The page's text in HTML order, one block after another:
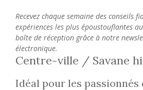
Recevez chaque semaine des conseils
expériences les plus époustouflantes
boîte de réception grâce à notre
électronique.
Centre-ville / Savane
Idéal pour les passionnés